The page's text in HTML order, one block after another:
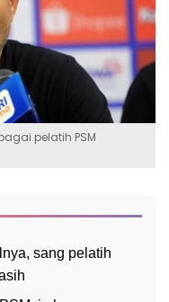
pelatih PSM
sang pelatih